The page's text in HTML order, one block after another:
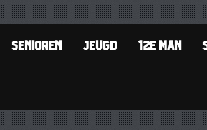
SENIOREN JEUGD 12E MAN